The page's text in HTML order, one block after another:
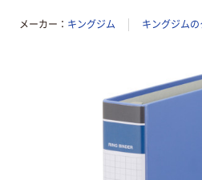
メーカー キングジム キングジム